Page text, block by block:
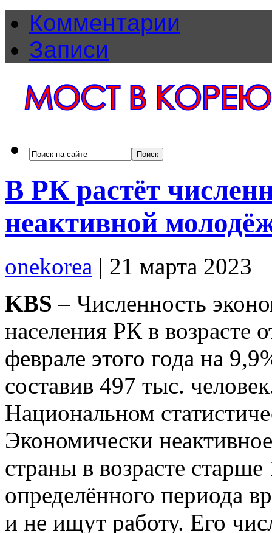
Комментарии
Записи
В РК растёт
неактивной
onekorea | 21 марта 2023
KBS – Численность
населения РК в возрасте
феврале этого года на
составив 497 тыс.
Национальном
Экономически
страны в возрасте
определённого периода
и не ищут работу. Его